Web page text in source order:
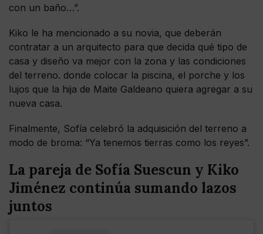
con un baño…”.
Kiko le ha mencionado a su novia, que deberán
contratar a un arquitecto para que decida qué tipo de
casa y diseño va mejor con la zona y las condiciones
del terreno. donde colocar la piscina, el porche y los
lujos que la hija de Maite Galdeano quiera agregar a su
nueva casa.
Finalmente, Sofía celebró la adquisición del terreno a
modo de broma: “Ya tenemos tierras como los reyes”.
La pareja de Sofía Suescun y Kiko
Jiménez continúa sumando lazos
juntos